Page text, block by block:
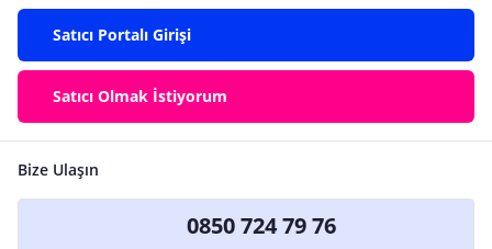
Satıcı Portalı Girişi
Satıcı Olmak İstiyorum
Bize Ulaşın
0850 724 79 76